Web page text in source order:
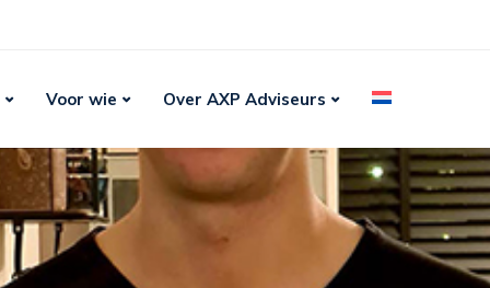
Voor wie Over AXP Adviseurs